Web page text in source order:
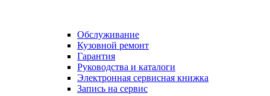
Обслуживание
Кузовной ремонт
Гарантия
Руководства и каталоги
Электронная сервисная книжка
Запись на сервис